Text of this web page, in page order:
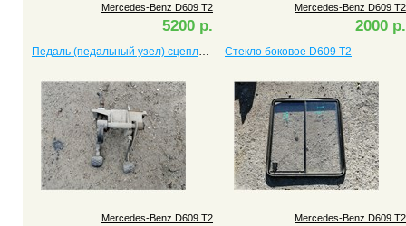
Mercedes-Benz D609 T2
5200 р.
Mercedes-Benz D609 T2
2000 р.
Педаль (педальный узел) сцепления D609 T2
Mercedes-Benz D609 T2
Стекло боковое D609 T2
Mercedes-Benz D609 T2